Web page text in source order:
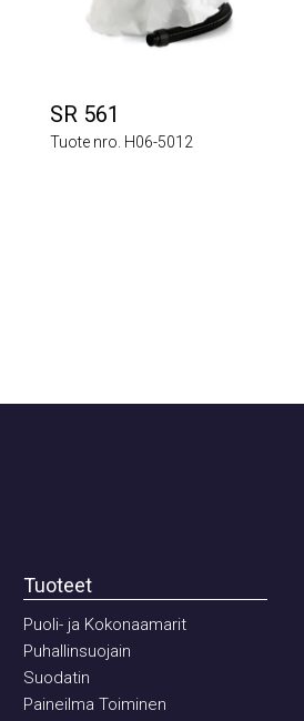
SR 561
Tuote nro. H06-5012
Tuoteet
Puoli- ja Kokonaamarit
Puhallinsuojain
Suodatin
Paineilma Toiminen